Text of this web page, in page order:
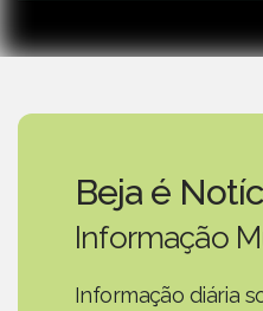
Beja é
Informação
Informação diária